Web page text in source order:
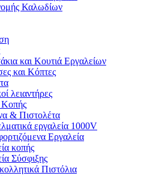
Καλωδίων
και Κουτιά Εργαλείων
και Κόπτες
λειαντήρες
Κοπής
& Πιστολέτα
εργαλεία 1000V
Εργαλεία
κοπής
Σύσφιξης
Πιστόλια